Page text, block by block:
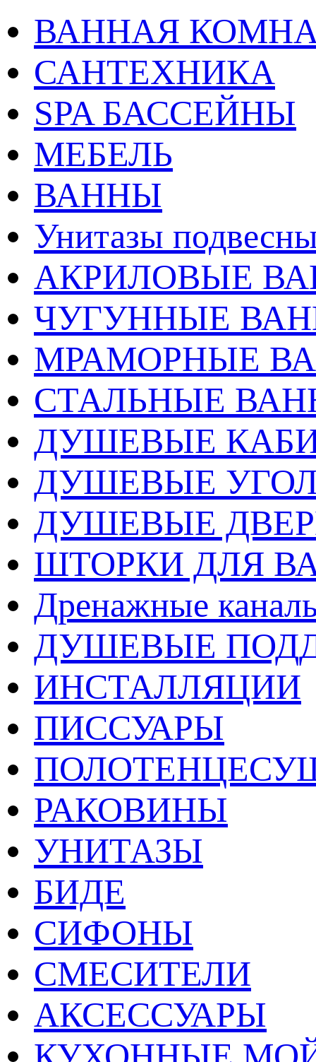
ВАННАЯ
САНТЕХНИКА
SPA БАССЕЙНЫ
МЕБЕЛЬ
ВАННЫ
Унитазы
АКРИЛОВЫЕ
ЧУГУННЫЕ
МРАМОРНЫЕ
СТАЛЬНЫЕ
ДУШЕВЫЕ
ДУШЕВЫЕ
ДУШЕВЫЕ
ШТОРКИ ДЛЯ
Дренажные
ДУШЕВЫЕ
ИНСТАЛЛЯЦИИ
ПИССУАРЫ
РАКОВИНЫ
УНИТАЗЫ
БИДЕ
СИФОНЫ
СМЕСИТЕЛИ
АКСЕССУАРЫ